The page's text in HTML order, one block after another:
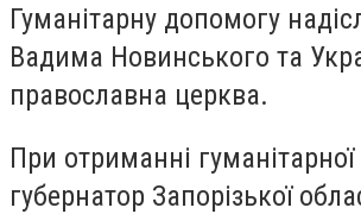
Гуманітарну допомогу
Вадима Новинського та
православна церква.
При отриманні
губернатор Запорізької